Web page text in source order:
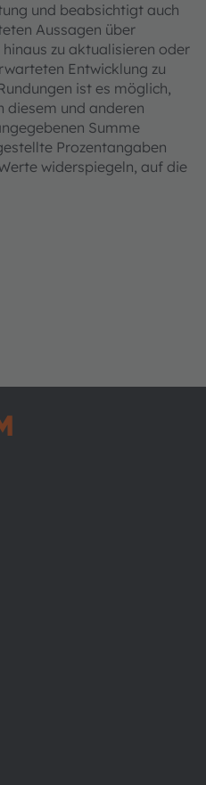
und beabsichtigt auch
Aussagen über
zu aktualisieren oder
Entwicklung zu
ist es möglich,
diesem und anderen
Summe
Prozentangaben
widerspiegeln, auf die